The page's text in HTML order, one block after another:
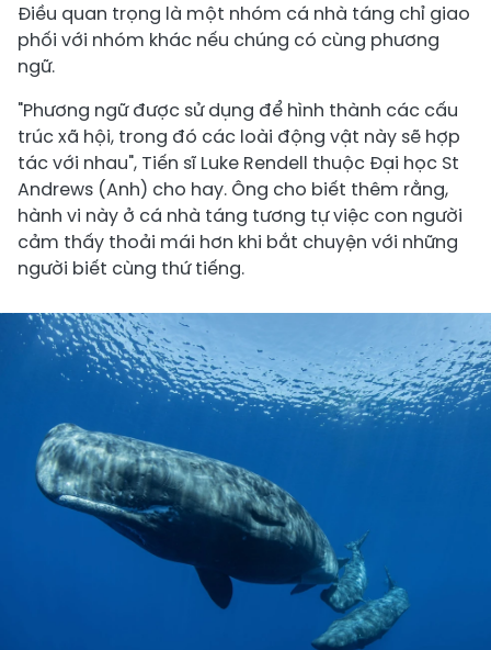
Điều quan trọng là một nhóm cá nhà táng chỉ giao
phối với nhóm khác nếu chúng có cùng phương
ngữ.
"Phương ngữ được sử dụng để hình thành các cấu
trúc xã hội, trong đó các loài động vật này sẽ hợp
tác với nhau", Tiến sĩ Luke Rendell thuộc Đại học St
Andrews (Anh) cho hay. Ông cho biết thêm rằng,
hành vi này ở cá nhà táng tương tự việc con người
cảm thấy thoải mái hơn khi bắt chuyện với những
người biết cùng thứ tiếng.